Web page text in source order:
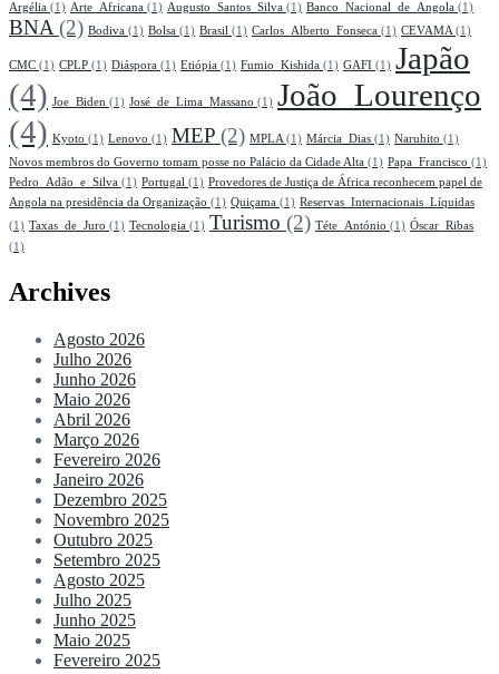
Argélia (1) Arte_Africana (1) Augusto_Santos_Silva (1) Banco_Nacional_de_Angola (1)
BNA(2) Bodiva (1) Bolsa (1) Brasil (1) Carlos_Alberto_Fonseca (1) CEVAMA(1)
CMC (1) CPLP (1) Diáspora (1) Etiópia (1) Fumio_Kishida (1) GAFI (1) Japão
(4) Joe_Biden (1) José_de_Lima_Massano (1) João_Lourenço
(4) Kyoto (1) Lenovo (1) MEP (2) MPLA(1) Márcia_Dias (1) Naruhito (1)
Novos membros do Governo tomam posse no Palácio da Cidade Alta (1) Papa_Francisco (1)
Pedro_Adão_e_Silva (1) Portugal (1) Provedores de Justiça de África reconhecem papel de
Angola na presidência da Organização (1) Quiçama (1) Reservas_Internacionais_Líquidas
(1) Taxas_de_Juro (1) Tecnologia (1) Turismo (2) Téte_António (1) Óscar_Ribas
(1)
Archives
Agosto 2026
Julho 2026
Junho 2026
Maio 2026
Abril 2026
Março 2026
Fevereiro 2026
Janeiro 2026
Dezembro 2025
Novembro 2025
Outubro 2025
Setembro 2025
Agosto 2025
Julho 2025
Junho 2025
Maio 2025
Fevereiro 2025